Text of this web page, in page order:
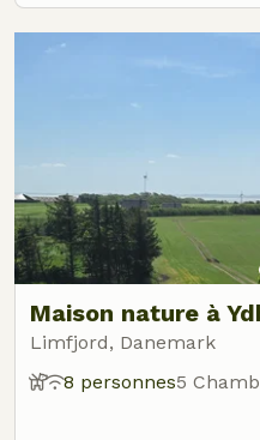
Maison nature à
Limfjord, Danemark
8 personnes5